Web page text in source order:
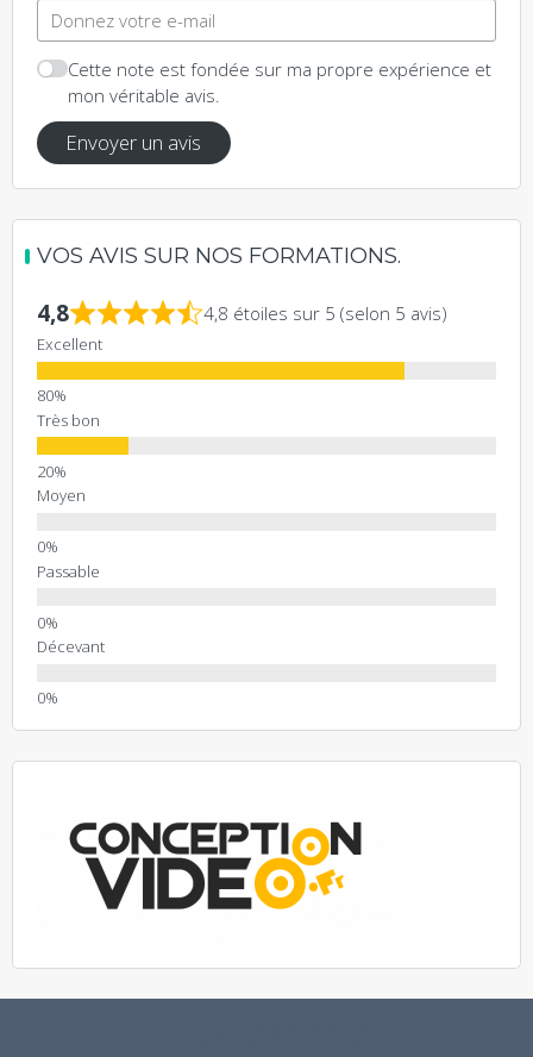
Cette note est fondée sur ma propre expérience et
mon véritable avis.
Envoyer un avis
VOS AVIS SUR NOS FORMATIONS.
4,8 4,8 étoiles sur 5 (selon 5 avis)
Excellent
Très bon
Moyen
Passable
Décevant